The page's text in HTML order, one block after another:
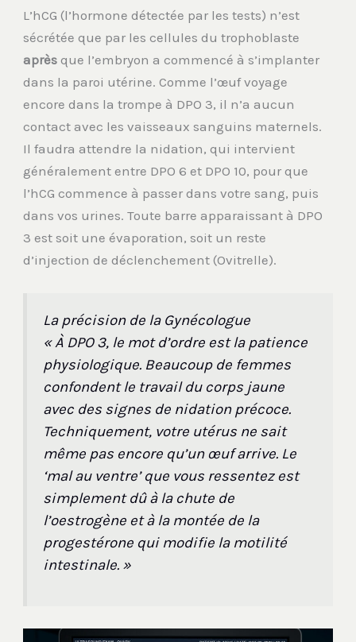
L’hCG (l’hormone détectée par les tests) n’est
sécrétée que par les cellules du trophoblaste
après que l’embryon a commencé à s’implanter
dans la paroi utérine. Comme l’œuf voyage
encore dans la trompe à DPO 3, il n’a aucun
contact avec les vaisseaux sanguins maternels.
Il faudra attendre la nidation, qui intervient
généralement entre DPO 6 et DPO 10, pour que
l’hCG commence à passer dans votre sang, puis
dans vos urines. Toute barre apparaissant à DPO
3 est soit une évaporation, soit un reste
d’injection de déclenchement (Ovitrelle).
La précision de la Gynécologue
« À DPO 3, le mot d’ordre est la patience
physiologique. Beaucoup de femmes
confondent le travail du corps jaune
avec des signes de nidation précoce.
Techniquement, votre utérus ne sait
même pas encore qu’un œuf arrive. Le
‘mal au ventre’ que vous ressentez est
simplement dû à la chute de
l’oestrogène et à la montée de la
progestérone qui modifie la motilité
intestinale. »